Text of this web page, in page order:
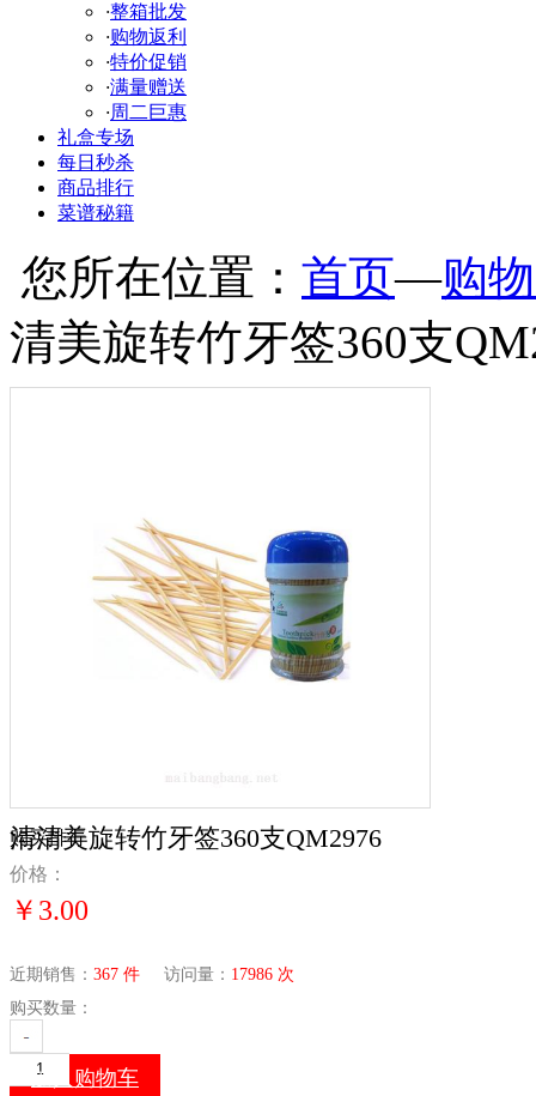
·整箱批发
·购物返利
·特价促销
·满量赠送
·周二巨惠
礼盒专场
每日秒杀
商品排行
菜谱秘籍
您所在位置： 首页—购
清美旋转竹牙签360支
清清美旋转竹牙签360支QM2976
价格：
￥3.00
近期销售： 367 件 访问量： 17986 次
购买数量：
加入购物车
购买排行